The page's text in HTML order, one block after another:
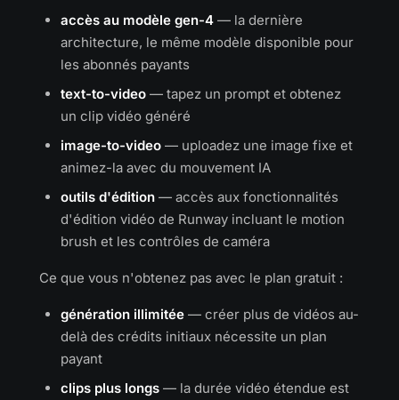
accès au modèle gen-4 — la dernière
architecture, le même modèle disponible pour
les abonnés payants
text-to-video — tapez un prompt et obtenez
un clip vidéo généré
image-to-video — uploadez une image fixe et
animez-la avec du mouvement IA
outils d'édition — accès aux fonctionnalités
d'édition vidéo de Runway incluant le motion
brush et les contrôles de caméra
Ce que vous n'obtenez pas avec le plan gratuit :
génération illimitée — créer plus de vidéos au-
delà des crédits initiaux nécessite un plan
payant
clips plus longs — la durée vidéo étendue est